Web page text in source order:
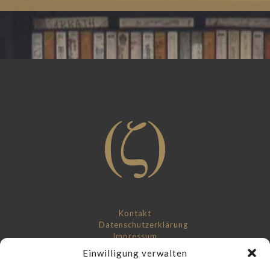
Einwilligung verwalten
Kontakt
Datenschutzerklärung
Impressum